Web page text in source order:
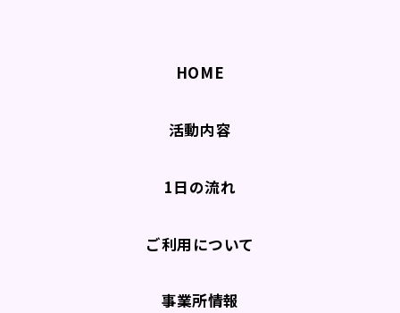
HOME
活動内容
1日の流れ
ご利用について
事業所情報